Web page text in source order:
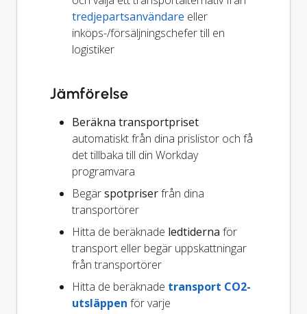
tredjepartsanvändare eller
inköps-/försäljningschefer till en
logistiker
Jämförelse
Beräkna transportpriset
automatiskt från dina prislistor och få
det tillbaka till din Workday
programvara
Begärspotpriserfrån dina
transportörer
Hitta de beräknade ledtiderna för
transport eller begär uppskattningar
från transportörer
Hitta de beräknade transport CO2-
utsläppen för varje